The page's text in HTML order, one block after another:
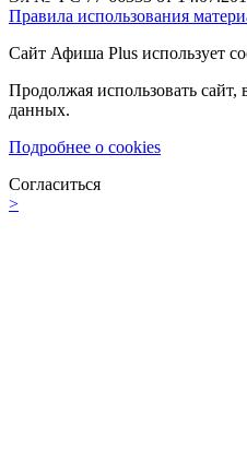
Правила использования
Сайт Афиша Plus использует
Продолжая использовать сайт,
данных.
Подробнее о cookies
Согласиться
>